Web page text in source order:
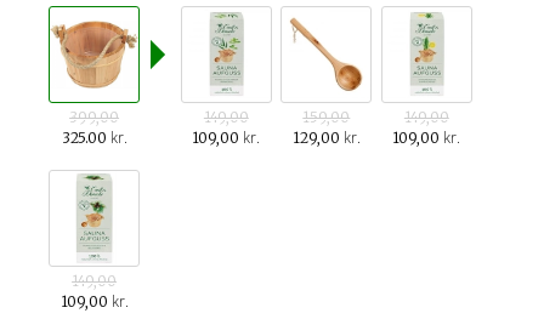
399,00
325.00 kr.
149,00
109,00 kr.
159,00
129,00 kr.
149,00
109,00 kr.
149,00
109,00 kr.